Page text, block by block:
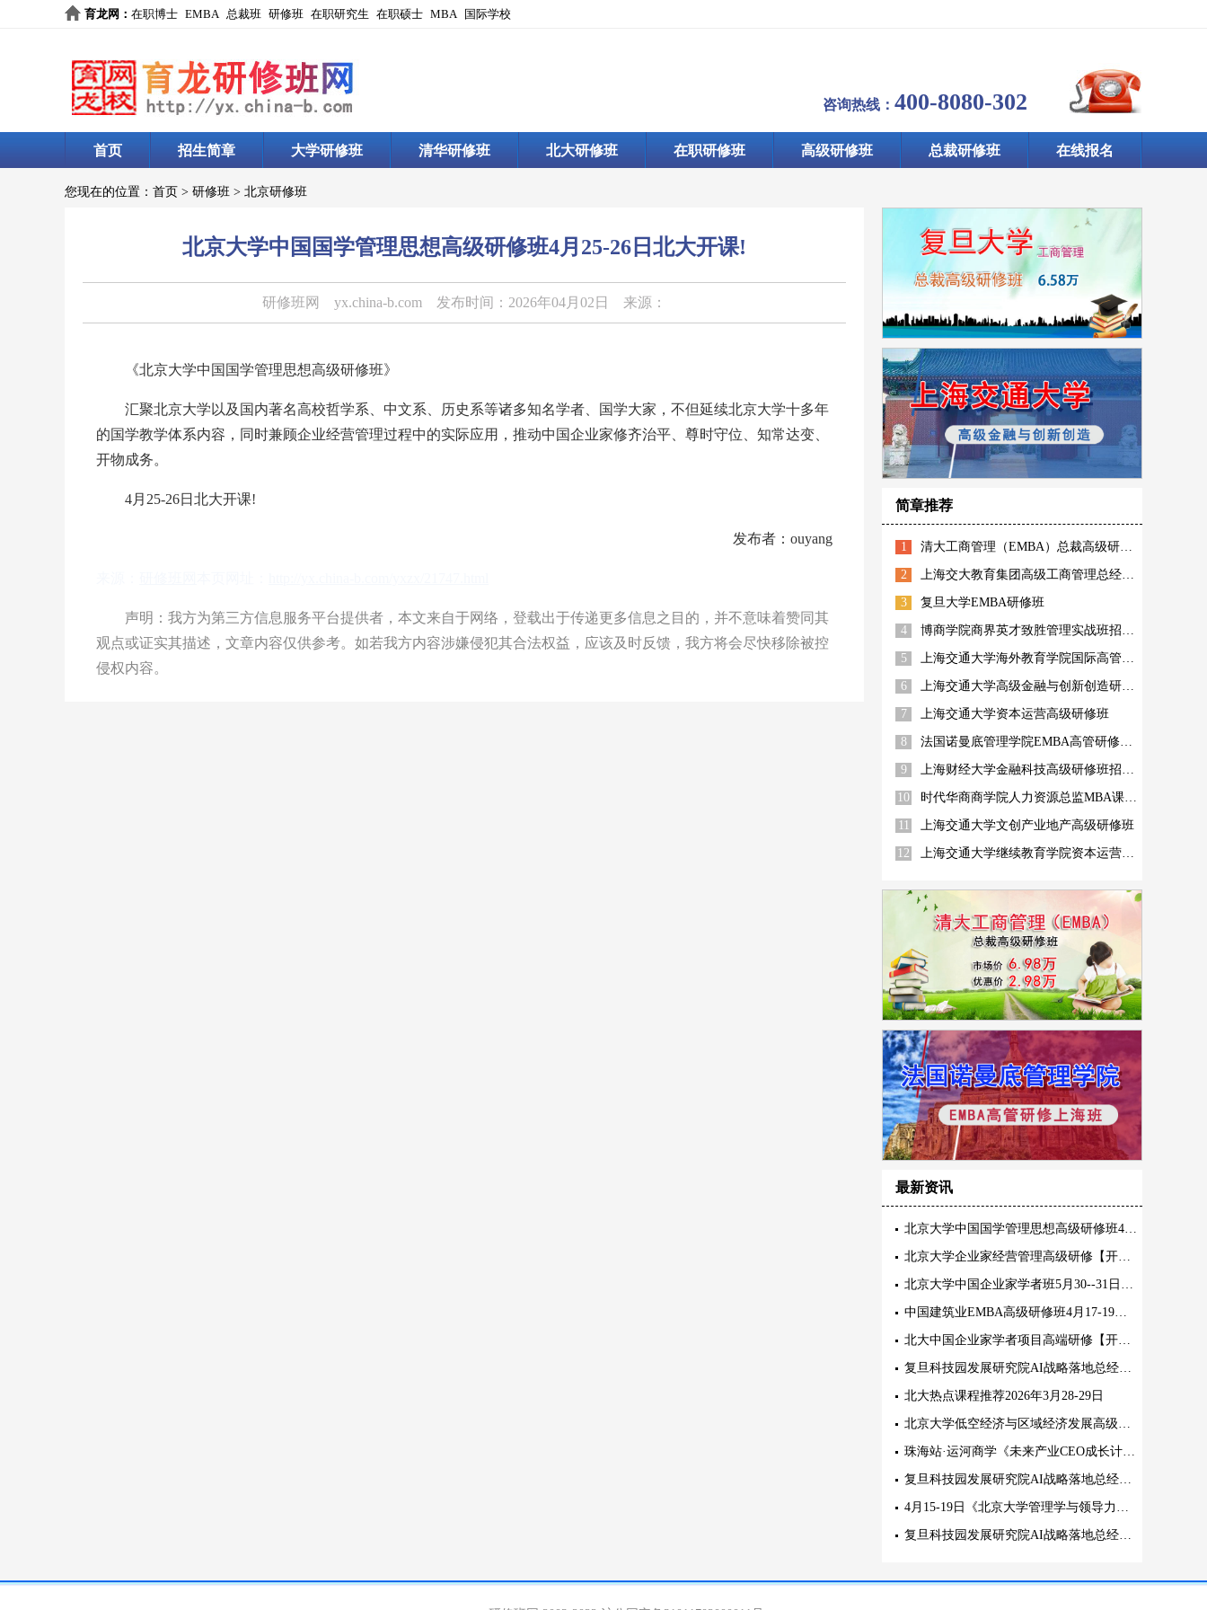
育龙网 ： 在职博士 EMBA 总裁班 研修班 在职研究生 在职硕士 MBA 国际学校
咨询热线： 400-8080-302
首页 招生简章 大学研修班 清华研修班 北大研修班 在职研修班 高级研修班 总裁研修班 在线报名
您现在的位置： 首页 > 研修班 > 北京研修班
北京大学中国国学管理思想高级研修班4月25-26日北大开课!
研修班网 yx.china-b.com 发布时间：2026年04月02日 来源：
《北京大学中国国学管理思想高级研修班》
汇聚北京大学以及国内著名高校哲学系、中文系、历史系等诸多知名学者、国学大家，不但延续北京大学十多年
的国学教学体系内容，同时兼顾企业经营管理过程中的实际应用，推动中国企业家修齐治平、尊时守位、知常达变、
开物成务。
4月25-26日北大开课!
发布者：ouyang
声明：我方为第三方信息服务平台提供者，本文来自于网络，登载出于传递更多信息之目的，并不意味着赞同其
观点或证实其描述，文章内容仅供参考。如若我方内容涉嫌侵犯其合法权益，应该及时反馈，我方将会尽快移除被控
侵权内容。
简章推荐
1 清大工商管理（EMBA）总裁高级研修班
2 上海交大教育集团高级工商管理总经理高管班招生简章
3 复旦大学EMBA研修班
4 博商学院商界英才致胜管理实战班招生简章
5 上海交通大学海外教育学院国际高管高级工商管理研修班
6 上海交通大学高级金融与创新创造研修班
7 上海交通大学资本运营高级研修班
8 法国诺曼底管理学院EMBA高管研修上海班
9 上海财经大学金融科技高级研修班招生简章
10 时代华商商学院人力资源总监MBA课程高级研修班
11 上海交通大学文创产业地产高级研修班
12 上海交通大学继续教育学院资本运营高管高级研修班
最新资讯
北京大学中国国学管理思想高级研修班4月25-26日北大开课!
北京大学企业家经营管理高级研修【开学典礼】4月25-26日
北京大学中国企业家学者班5月30--31日三期班盛大开学
中国建筑业EMBA高级研修班4月17-19日(周五-周日)
北大中国企业家学者项目高端研修【开学典礼】三期5月30-31日
复旦科技园发展研究院AI战略落地总经理课程学习方式
北大热点课程推荐2026年3月28-29日
北京大学低空经济与区域经济发展高级研修班2026年5月12-13日
珠海站·运河商学《未来产业CEO成长计划》 4.14-4.17
复旦科技园发展研究院AI战略落地总经理课程模块
4月15-19日《北京大学管理学与领导力研修班》课程
复旦科技园发展研究院AI战略落地总经理课程特色